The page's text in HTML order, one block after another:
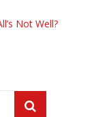
Not Well?